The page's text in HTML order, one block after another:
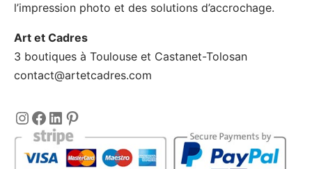
l’impression photo et des solutions d’accrochage.
Art et Cadres
3 boutiques à Toulouse et Castanet-Tolosan
contact@artetcadres.com
Instagram
https://www.facebook.com/
LinkedIn
Pinterest